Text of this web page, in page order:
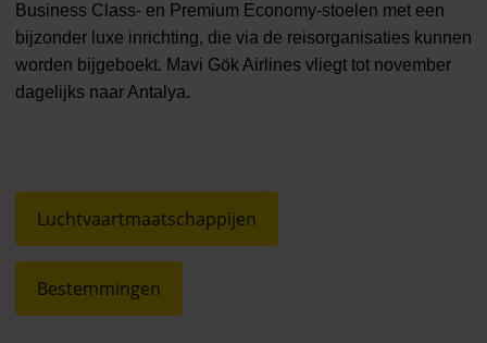
Business Class- en Premium Economy-stoelen met een
bijzonder luxe inrichting, die via de reisorganisaties kunnen
worden bijgeboekt. Mavi Gök Airlines vliegt tot november
dagelijks naar Antalya.
Luchtvaartmaatschappijen
Bestemmingen